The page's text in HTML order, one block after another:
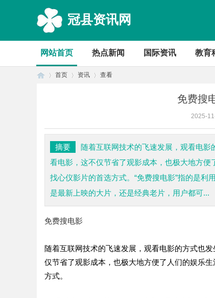
冠县资讯网
网站首页 热点新闻 国际资讯 教育
首页 资讯 查看
免费搜
2025-
摘要
随着互联网技术的飞速发展，观看电
看电影，这不仅节省了观影成本，也极大地方便
找心仪影片的首选方式。“免费搜电影”指的是
是最新上映的大片，还是经典老片，用户都可...
免费搜电影
随着互联网技术的飞速发展，观看电影的方式也
仅节省了观影成本，也极大地方便了人们的娱乐
方式。